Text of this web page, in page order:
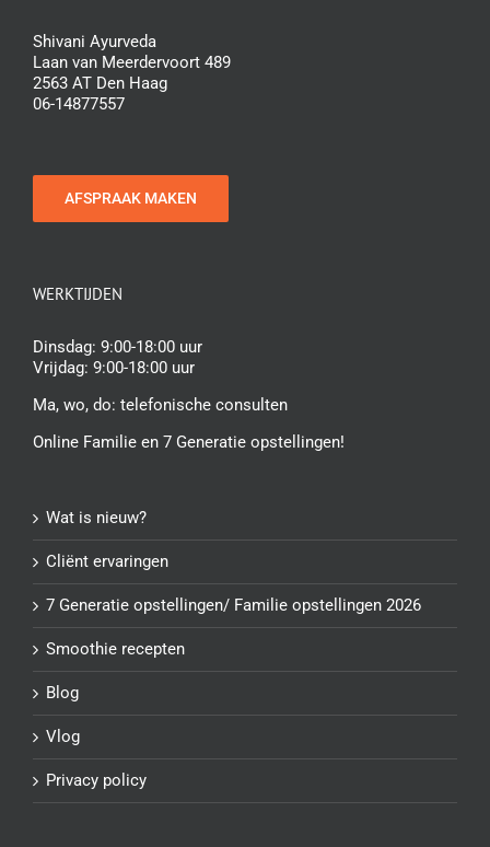
Shivani Ayurveda
Laan van Meerdervoort 489
2563 AT Den Haag
06-14877557
AFSPRAAK MAKEN
WERKTIJDEN
Dinsdag: 9:00-18:00 uur
Vrijdag: 9:00-18:00 uur
Ma, wo, do: telefonische consulten
Online Familie en 7 Generatie opstellingen!
Wat is nieuw?
Cliënt ervaringen
7 Generatie opstellingen/ Familie opstellingen 2026
Smoothie recepten
Blog
Vlog
Privacy policy